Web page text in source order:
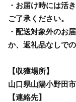
・お届け時には活
ご了承ください。
・配送対象外のお
か、返礼品なしで
【収獲場所】
山口県山陽小野田
【連絡先】